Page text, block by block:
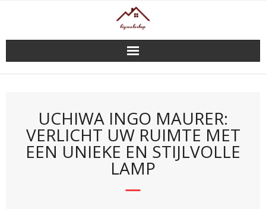
UCHIWA INGO MAURER:
VERLICHT UW RUIMTE MET
EEN UNIEKE EN STIJLVOLLE
LAMP